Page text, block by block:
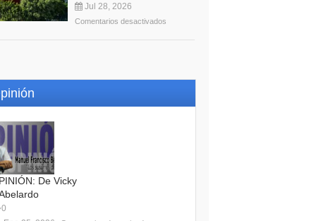
Jul 28, 2026
Comentarios desactivados
De Vicky
0